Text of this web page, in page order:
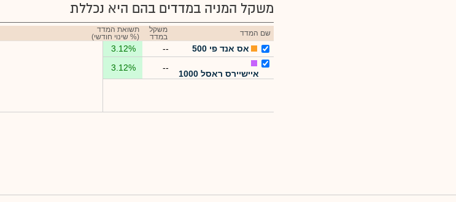
משקל המניה במדדים בהם היא נכללת
שם המדד
משקל
במדד
תשואת המדד
(% שינוי חודשי)
אס אנד פי 500 --
3.12%
איישיירס ראסל 1000
--
3.12%